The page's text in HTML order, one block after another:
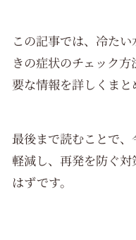
この記事では、冷た
きの症状のチェック
要な情報を詳しくまと
最後まで読むことで
軽減し、再発を防ぐ
はずです。